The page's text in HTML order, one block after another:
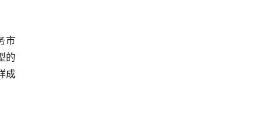
市
的
成